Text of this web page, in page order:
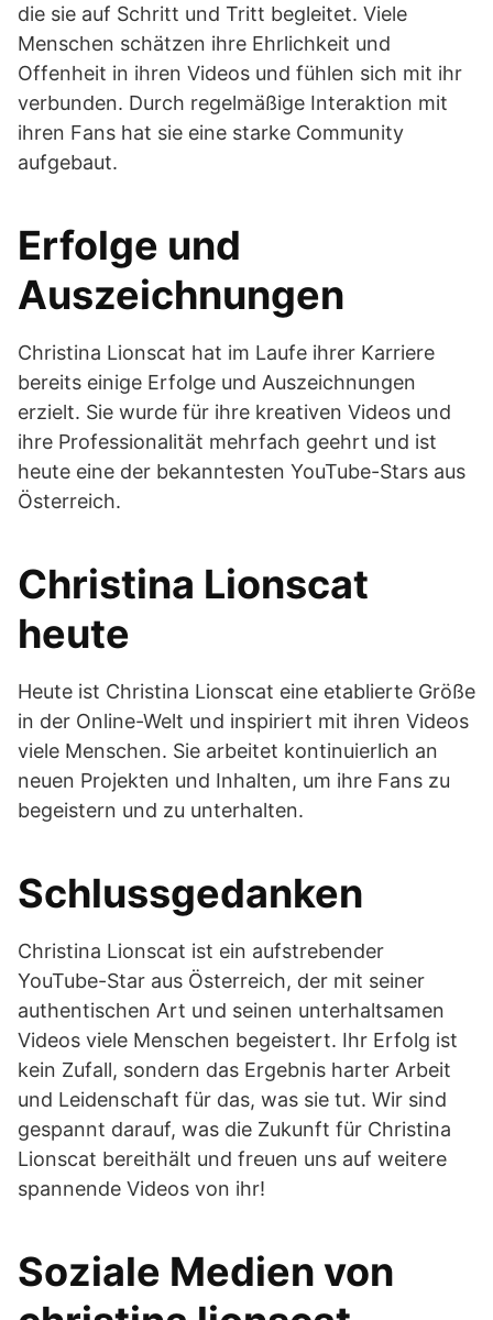
die sie auf Schritt und Tritt begleitet. Viele
Menschen schätzen ihre Ehrlichkeit und
Offenheit in ihren Videos und fühlen sich mit ihr
verbunden. Durch regelmäßige Interaktion mit
ihren Fans hat sie eine starke Community
aufgebaut.
Erfolge und
Auszeichnungen
Christina Lionscat hat im Laufe ihrer Karriere
bereits einige Erfolge und Auszeichnungen
erzielt. Sie wurde für ihre kreativen Videos und
ihre Professionalität mehrfach geehrt und ist
heute eine der bekanntesten YouTube-Stars aus
Österreich.
Christina Lionscat
heute
Heute ist Christina Lionscat eine etablierte Größe
in der Online-Welt und inspiriert mit ihren Videos
viele Menschen. Sie arbeitet kontinuierlich an
neuen Projekten und Inhalten, um ihre Fans zu
begeistern und zu unterhalten.
Schlussgedanken
Christina Lionscat ist ein aufstrebender
YouTube-Star aus Österreich, der mit seiner
authentischen Art und seinen unterhaltsamen
Videos viele Menschen begeistert. Ihr Erfolg ist
kein Zufall, sondern das Ergebnis harter Arbeit
und Leidenschaft für das, was sie tut. Wir sind
gespannt darauf, was die Zukunft für Christina
Lionscat bereithält und freuen uns auf weitere
spannende Videos von ihr!
Soziale Medien von